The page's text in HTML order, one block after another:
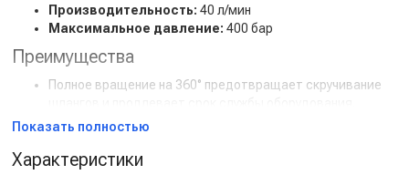
Производительность: 40 л/мин
Максимальное давление: 400 бар
Преимущества
Полное вращение на 360° предотвращает скручивание
Выдерживает давление до 400 бар, подходит для
Температурная стойкость до 160°C позволяет
Показать полностью
Характеристики